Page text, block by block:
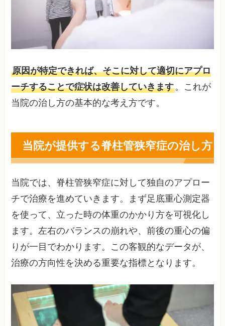
原因が特定できれば、そこに対して適切にアプロ
ーチすることで症状は改善していきます。これが
当院の治し方の基本的な考え方です。
当院が提供する脊柱管狭窄症の治し方
当院では、脊柱管狭窄症に対して独自のアプロー
チで治療を進めていきます。まず足底重心測定器
を使って、立った時の体重のかかり方を可視化し
ます。左右のバランスの崩れや、前後の重心の偏
りが一目でわかります。この客観的なデータが、
治療の方向性を決める重要な指標となります。